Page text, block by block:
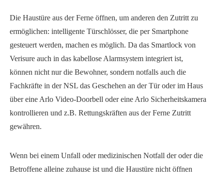
Die Haustüre aus der Ferne öffnen, um anderen den Zutritt zu
ermöglichen: intelligente Türschlösser, die per Smartphone
gesteuert werden, machen es möglich. Da das Smartlock von
Verisure auch in das kabellose Alarmsystem integriert ist,
können nicht nur die Bewohner, sondern notfalls auch die
Fachkräfte in der NSL das Geschehen an der Tür oder im Haus
über eine Arlo Video-Doorbell oder eine Arlo Sicherheitskamera
kontrollieren und z.B. Rettungskräften aus der Ferne Zutritt
gewähren.
Wenn bei einem Unfall oder medizinischen Notfall der oder die
Betroffene alleine zuhause ist und die Haustüre nicht öffnen